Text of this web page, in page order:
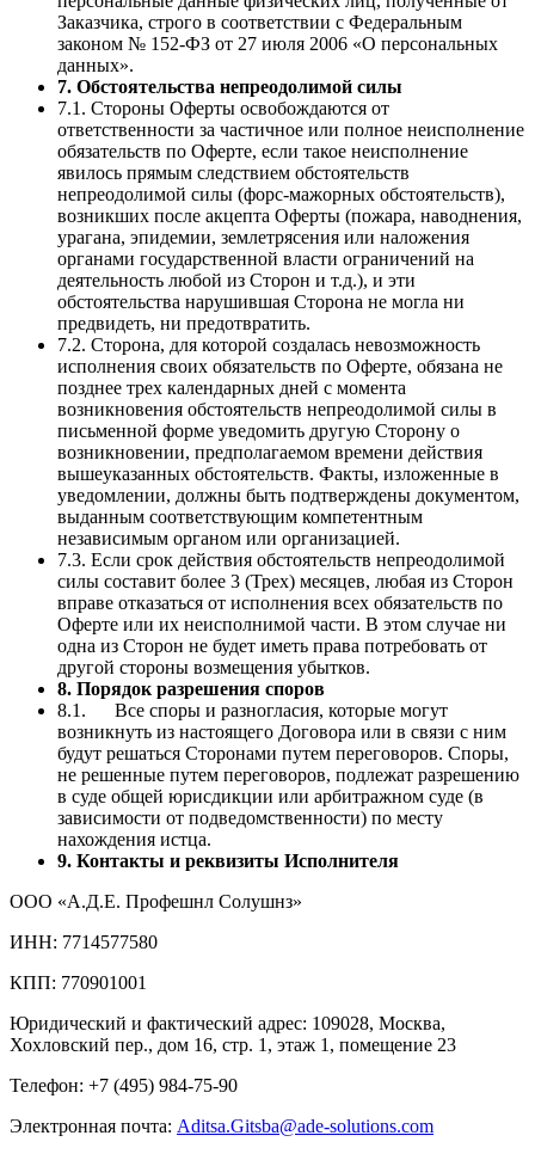
Заказчика, строго в соответствии с Федеральным
законом № 152-ФЗ от 27 июля 2006 «О персональных
данных».
7. Обстоятельства непреодолимой силы
7.1. Стороны Оферты освобождаются от
ответственности за частичное или полное неисполнение
обязательств по Оферте, если такое неисполнение
явилось прямым следствием обстоятельств
непреодолимой силы (форс-мажорных обстоятельств),
возникших после акцепта Оферты (пожара, наводнения,
урагана, эпидемии, землетрясения или наложения
органами государственной власти ограничений на
деятельность любой из Сторон и т.д.), и эти
обстоятельства нарушившая Сторона не могла ни
предвидеть, ни предотвратить.
7.2. Сторона, для которой создалась невозможность
исполнения своих обязательств по Оферте, обязана не
позднее трех календарных дней с момента
возникновения обстоятельств непреодолимой силы в
письменной форме уведомить другую Сторону о
возникновении, предполагаемом времени действия
вышеуказанных обстоятельств. Факты, изложенные в
уведомлении, должны быть подтверждены документом,
выданным соответствующим компетентным
независимым органом или организацией.
7.3. Если срок действия обстоятельств непреодолимой
силы составит более 3 (Трех) месяцев, любая из Сторон
вправе отказаться от исполнения всех обязательств по
Оферте или их неисполнимой части. В этом случае ни
одна из Сторон не будет иметь права потребовать от
другой стороны возмещения убытков.
8. Порядок разрешения споров
8.1. Все споры и разногласия, которые могут
возникнуть из настоящего Договора или в связи с ним
будут решаться Сторонами путем переговоров. Споры,
не решенные путем переговоров, подлежат разрешению
в суде общей юрисдикции или арбитражном суде (в
зависимости от подведомственности) по месту
нахождения истца.
9. Контакты и реквизиты Исполнителя
ООО «А.Д.Е. Профешнл Солушнз»
ИНН: 7714577580
КПП: 770901001
Юридический и фактический адрес: 109028, Москва,
Хохловский пер., дом 16, стр. 1, этаж 1, помещение 23
Телефон: +7 (495) 984-75-90
Электронная почта: Aditsa.Gitsba@ade-solutions.com